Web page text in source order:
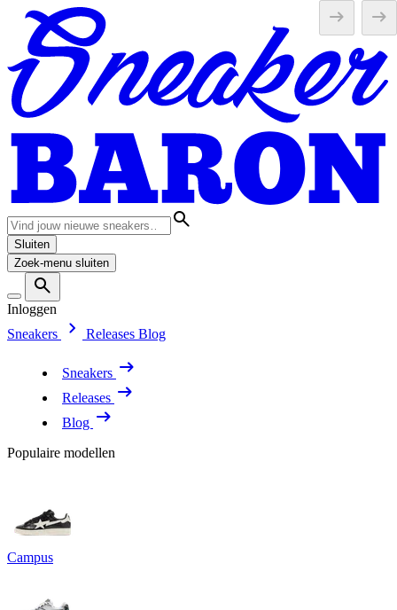
Sluiten
Zoek-menu sluiten
Inloggen
Sneakers
Releases Blog
Sneakers
Releases
Blog
Populaire modellen
Campus